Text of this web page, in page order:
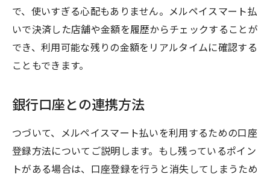
で、使いすぎる心配もありません。メルペイスマート払
いで決済した店舗や金額を履歴からチェックすることが
でき、利用可能な残りの金額をリアルタイムに確認する
こともできます。
銀行口座との連携方法
つづいて、メルペイスマート払いを利用するための口座
登録方法についてご説明します。もし残っているポイン
トがある場合は、口座登録を行うと消失してしまうため